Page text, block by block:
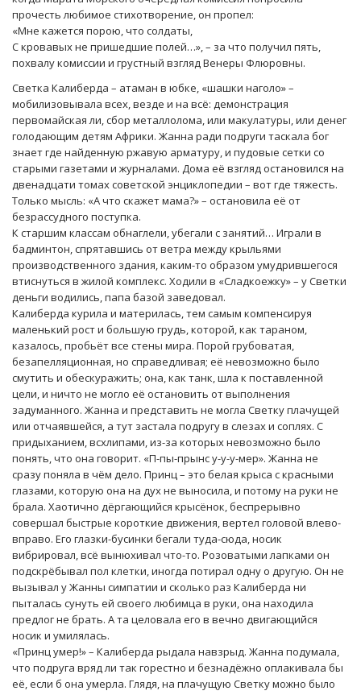
прочесть любимое стихотворение, он пропел:
«Мне кажется порою, что солдаты,
С кровавых не пришедшие полей…», – за что получил пять,
похвалу комиссии и грустный взгляд Венеры Флюровны.
Светка Калиберда – атаман в юбке, «шашки наголо» –
мобилизовывала всех, везде и на всё: демонстрация
первомайская ли, сбор металлолома, или макулатуры, или денег
голодающим детям Африки. Жанна ради подруги таскала бог
знает где найденную ржавую арматуру, и пудовые сетки со
старыми газетами и журналами. Дома её взгляд остановился на
двенадцати томах советской энциклопедии – вот где тяжесть.
Только мысль: «А что скажет мама?» – остановила её от
безрассудного поступка.
К старшим классам обнаглели, убегали с занятий… Играли в
бадминтон, спрятавшись от ветра между крыльями
производственного здания, каким-то образом умудрившегося
втиснуться в жилой комплекс. Ходили в «Сладкоежку» – у Светки
деньги водились, папа базой заведовал.
Калиберда курила и материлась, тем самым компенсируя
маленький рост и большую грудь, которой, как тараном,
казалось, пробьёт все стены мира. Порой грубоватая,
безапелляционная, но справедливая; её невозможно было
смутить и обескуражить; она, как танк, шла к поставленной
цели, и ничто не могло её остановить от выполнения
задуманного. Жанна и представить не могла Светку плачущей
или отчаявшейся, а тут застала подругу в слезах и соплях. С
придыханием, всхлипами, из-за которых невозможно было
понять, что она говорит. «П-пы-прынс у-у-у-мер». Жанна не
сразу поняла в чём дело. Принц – это белая крыса с красными
глазами, которую она на дух не выносила, и потому на руки не
брала. Хаотично дёргающийся крысёнок, беспрерывно
совершал быстрые короткие движения, вертел головой влево-
вправо. Его глазки-бусинки бегали туда-сюда, носик
вибрировал, всё вынюхивал что-то. Розоватыми лапками он
подскрёбывал пол клетки, иногда потирал одну о другую. Он не
вызывал у Жанны симпатии и сколько раз Калиберда ни
пыталась сунуть ей своего любимца в руки, она находила
предлог не брать. А та целовала его в вечно двигающийся
носик и умилялась.
«Принц умер!» – Калиберда рыдала навзрыд. Жанна подумала,
что подруга вряд ли так горестно и безнадёжно оплакивала бы
её, если б она умерла. Глядя, на плачущую Светку можно было